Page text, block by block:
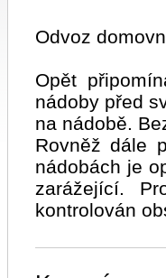
Odvoz
Opět
nádoby před
na nádobě.
Rovněž dále
nádobách je
zarážející.
kontrolován